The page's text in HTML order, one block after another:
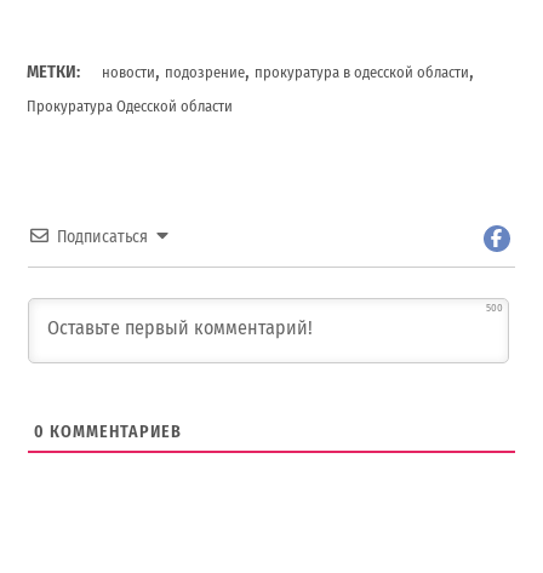
МЕТКИ: новости, подозрение, прокуратура в одесской области,
Прокуратура Одесской области
Подписаться
500
0 КОММЕНТАРИЕВ